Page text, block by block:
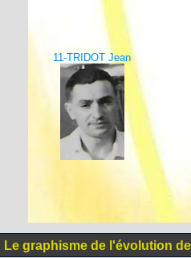
11-TRIDOT Jean
Le graphisme de l'évolution